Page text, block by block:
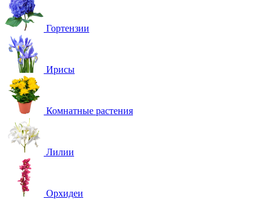
Гортензии
Ирисы
Комнатные растения
Лилии
Орхидеи